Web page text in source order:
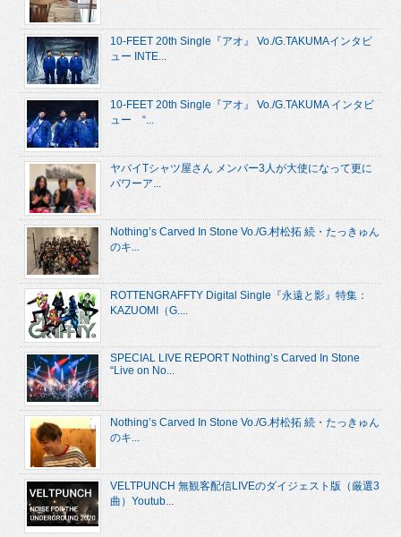
10-FEET 20th Single『アオ』 Vo./G.TAKUMAインタビ
ュー INTE...
10-FEET 20th Single『アオ』 Vo./G.TAKUMA インタビ
ュー “...
ヤバイTシャツ屋さん メンバー3人が大使になって更に
パワーア...
Nothing’s Carved In Stone Vo./G.村松拓 続・たっきゅん
のキ...
ROTTENGRAFFTY Digital Single『永遠と影』特集：
KAZUOMI（G....
SPECIAL LIVE REPORT Nothing’s Carved In Stone
“Live on No...
Nothing’s Carved In Stone Vo./G.村松拓 続・たっきゅん
のキ...
VELTPUNCH 無観客配信LIVEのダイジェスト版（厳選3
曲）Youtub...